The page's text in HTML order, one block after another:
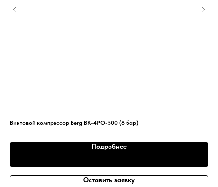
Винтовой компрессор Berg ВК-4РО-500 (8 бар)
Подробнее
Оставить заявку